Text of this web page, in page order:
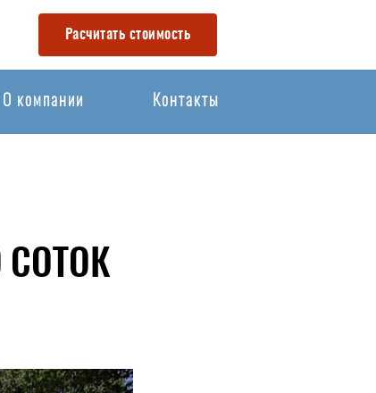
Расчитать стоимость
О компании Контакты